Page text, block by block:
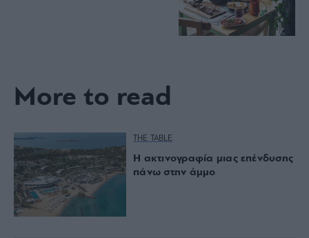
More to read
THE TABLE
Η ακτινογραφία μιας επένδυσης
πάνω στην άμμο